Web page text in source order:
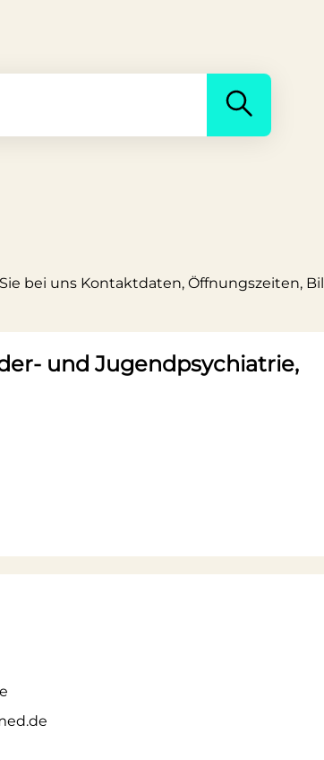
bei uns Kontaktdaten, Öffnungszeiten,
und Jugendpsychiatrie,